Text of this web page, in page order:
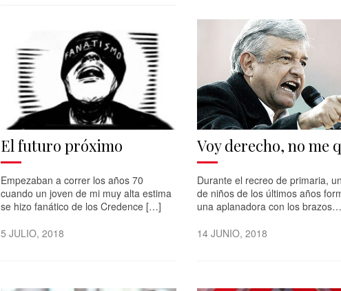
El futuro próximo
Empezaban a correr los años 70
cuando un joven de mi muy alta estima
se hizo fanático de los Credence […]
5 JULIO, 2018
Voy derecho, no me
Durante el recreo de primaria,
de niños de los últimos años
una aplanadora con los brazos…
14 JUNIO, 2018